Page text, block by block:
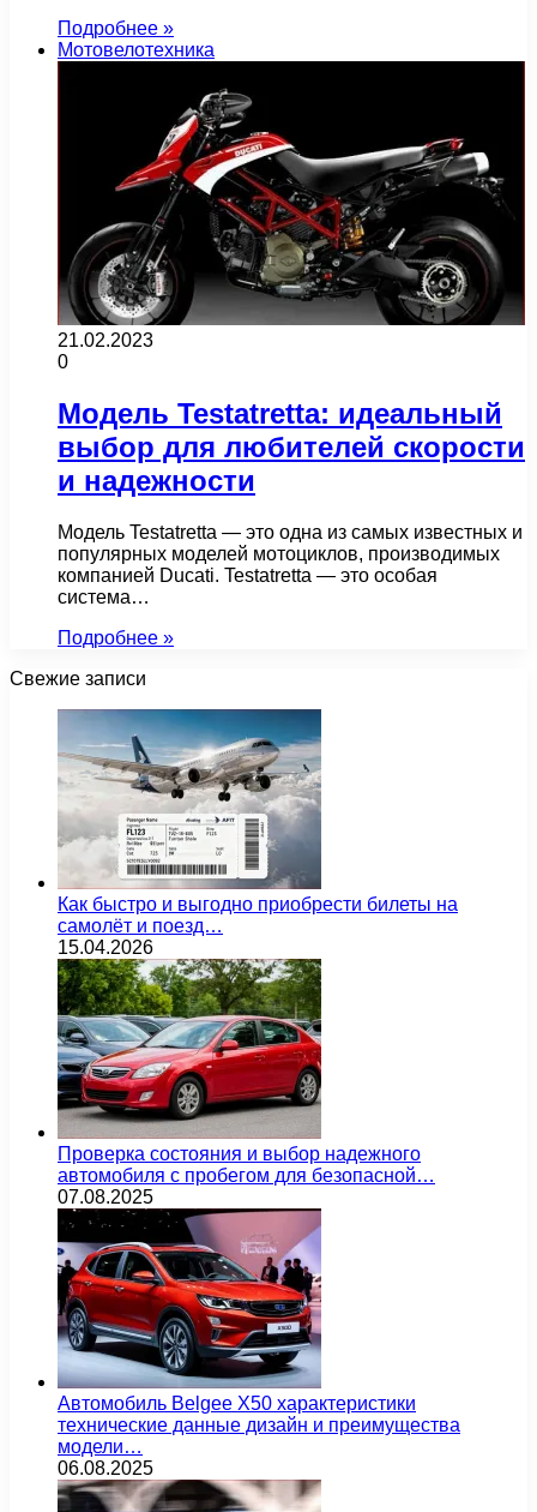
Подробнее »
Мотовелотехника
21.02.2023
0
Модель Testatretta: идеальный
выбор для любителей скорости
и надежности
Модель Testatretta — это одна из самых известных и
популярных моделей мотоциклов, производимых
компанией Ducati. Testatretta — это особая
система…
Подробнее »
Свежие записи
Как быстро и выгодно приобрести билеты на
самолёт и поезд…
15.04.2026
Проверка состояния и выбор надежного
автомобиля с пробегом для безопасной…
07.08.2025
Автомобиль Belgee X50 характеристики
технические данные дизайн и преимущества
модели…
06.08.2025